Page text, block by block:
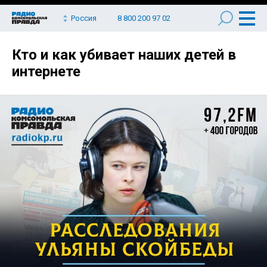
Россия 8 800 200 97 02
Кто и как убивает наших детей в
интернете